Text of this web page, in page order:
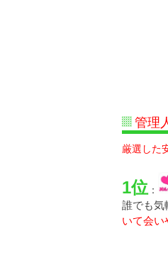
管理
厳選した
1位：
誰でも気
いて会い